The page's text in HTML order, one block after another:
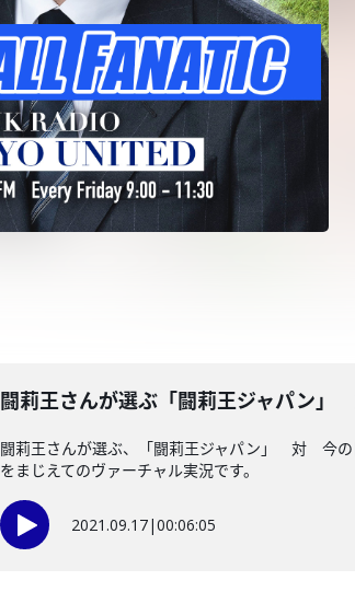
闘莉王さんが選ぶ「闘莉王ジャパン
闘莉王さんが選ぶ、「闘莉王ジャパン」 対 今の
をまじえてのヴァーチャル実況です。
2021.09.17|00:06:05